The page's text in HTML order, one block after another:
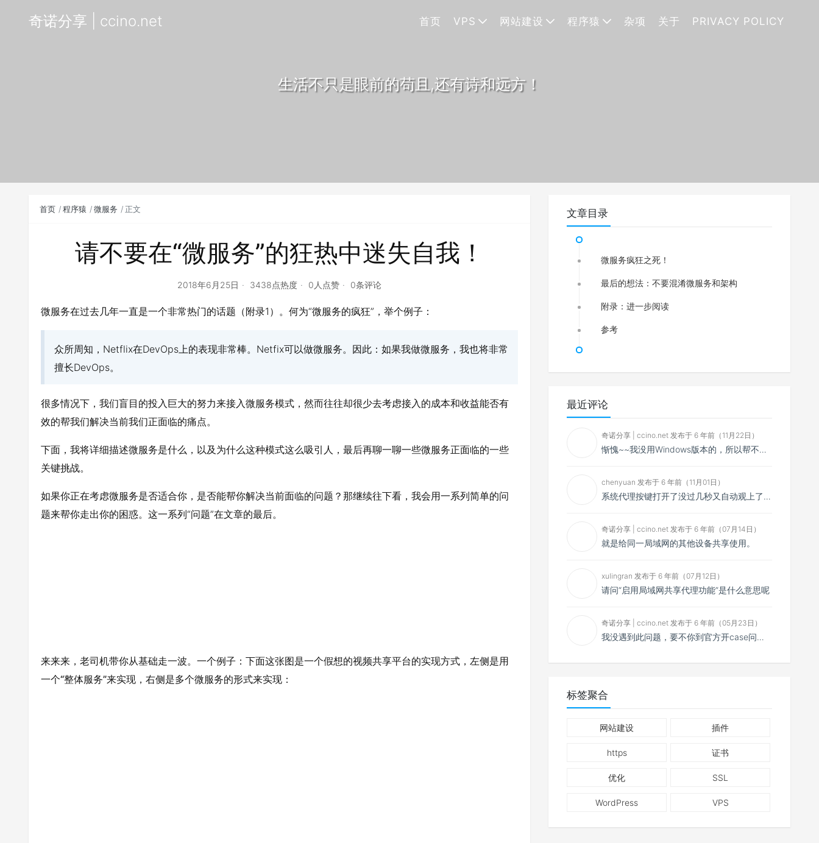
奇诺分享 | ccino.net 首页 VPS 网站建设 程序猿 杂项 关于 PRIVACY POLICY
生活不只是眼前的苟且,还有诗和远方！
首页 程序猿 微服务 正文
请不要在“微服务”的狂热中迷失自我！
2018年6月25日 3438点热度 0人点赞 0条评论
微服务在过去几年一直是一个非常热门的话题（附录1）。何为“微服务的疯狂”，举个例子：
众所周知，Netflix在DevOps上的表现非常棒。Netfix可以做微服务。因此：如果我做微服务，我也将非常
擅长DevOps。
很多情况下，我们盲目的投入巨大的努力来接入微服务模式，然而往往却很少去考虑接入的成本和收益能否有
效的帮我们解决当前我们正面临的痛点。
下面，我将详细描述微服务是什么，以及为什么这种模式这么吸引人，最后再聊一聊一些微服务正面临的一些
关键挑战。
如果你正在考虑微服务是否适合你，是否能帮你解决当前面临的问题？那继续往下看，我会用一系列简单的问
题来帮你走出你的困惑。这一系列“问题”在文章的最后。
来来来，老司机带你从基础走一波。一个例子：下面这张图是一个假想的视频共享平台的实现方式，左侧是用
一个“整体服务”来实现，右侧是多个微服务的形式来实现：
文章目录
微服务疯狂之死！
最后的想法：不要混淆微服务和架构
附录：进一步阅读
参考
最近评论
奇诺分享 | ccino.net 发布于 6 年前（11月22日）
惭愧~~我没用Windows版本的，所以帮不了你~~
chenyuan 发布于 6 年前（11月01日）
系统代理按键打开了没过几秒又自动观上了，导致一直打开不了，是什么问题呢？感谢大佬，请帮帮忙！谢谢！
奇诺分享 | ccino.net 发布于 6 年前（07月14日）
就是给同一局域网的其他设备共享使用。
xulingran 发布于 6 年前（07月12日）
请问“启用局域网共享代理功能”是什么意思呢
奇诺分享 | ccino.net 发布于 6 年前（05月23日）
我没遇到此问题，要不你到官方开case问问看？
标签聚合
网站建设 插件
https 证书
优化 SSL
WordPress VPS